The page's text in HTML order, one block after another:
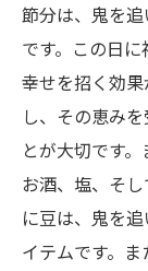
節分は、鬼を
です。この日
幸せを招く効
し、その恵み
とが大切です
お酒、塩、そ
に豆は、鬼を
イテムです。